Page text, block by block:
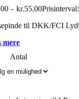
– kr.55,00
til DKK/FCI
mere
Antal